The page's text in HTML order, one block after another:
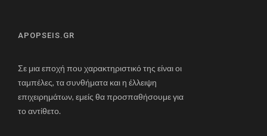
APOPSEIS.GR
Σε μια εποχή που χαρακτηριστικό της είναι οι
ταμπέλες, τα συνθήματα και η έλλειψη
επιχειρημάτων, εμείς θα προσπαθήσουμε για
το αντίθετο.